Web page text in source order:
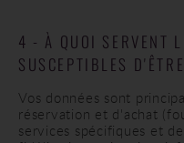
4 - À QUOI SERVENT
SUSCEPTIBLES
Vos données sont
réservation et d'achat
services spécifiques et